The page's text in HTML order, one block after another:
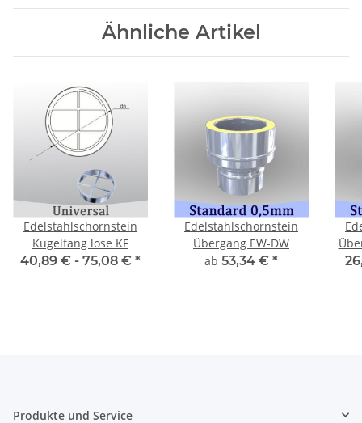
Ähnliche Artikel
Edelstahlschornstein
Kugelfang lose KF
40,89 € - 75,08 € *
Edelstahlschornstein
Übergang EW-DW
ab 53,34 € *
Produkte und Service